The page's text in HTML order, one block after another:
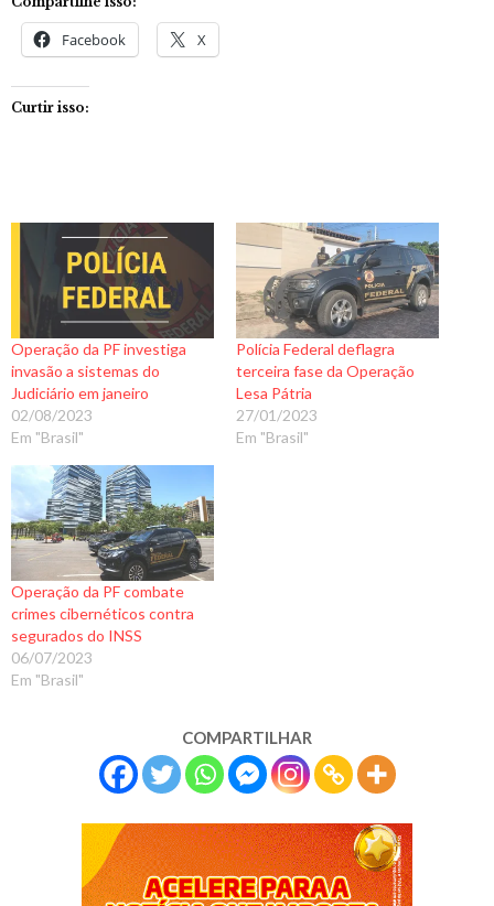
Facebook X
Curtir isso:
Operação da PF investiga
invasão a sistemas do
Judiciário em janeiro
02/08/2023
Em "Brasil"
Polícia Federal deflagra
terceira fase da Operação
Lesa Pátria
27/01/2023
Em "Brasil"
Operação da PF combate
crimes cibernéticos contra
segurados do INSS
06/07/2023
Em "Brasil"
COMPARTILHAR